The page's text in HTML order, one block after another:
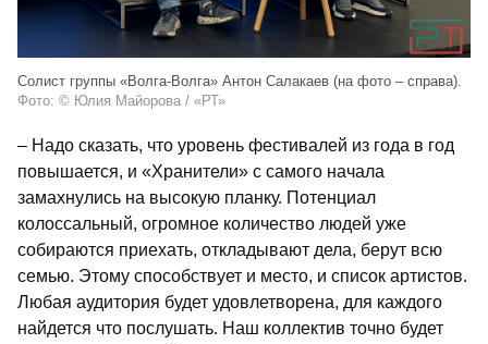
Солист группы «Волга-Волга» Антон Салакаев (на фото – справа).
Фото: © Юлия Майорова / «РТ»
– Надо сказать, что уровень фестивалей из года в год
повышается, и «Хранители» с самого начала
замахнулись на высокую планку. Потенциал
колоссальный, огромное количество людей уже
собираются приехать, откладывают дела, берут всю
семью. Этому способствует и место, и список артистов.
Любая аудитория будет удовлетворена, для каждого
найдется что послушать. Наш коллектив точно будет